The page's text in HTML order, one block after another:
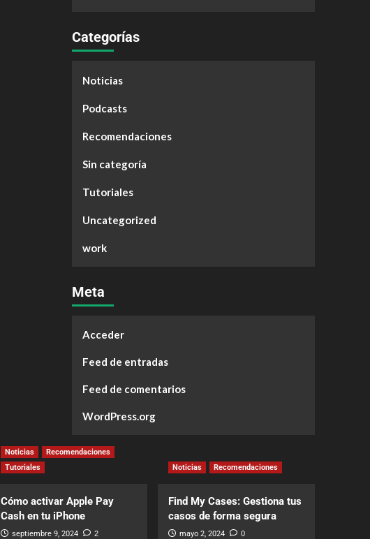
Categorías
Noticias
Podcasts
Recomendaciones
Sin categoría
Tutoriales
Uncategorized
work
Meta
Acceder
Feed de entradas
Feed de comentarios
WordPress.org
Noticias
Recomendaciones
Tutoriales
Cómo activar Apple Pay
Cash en tu iPhone
septiembre 9, 2024 2
Noticias Recomendaciones
Find My Cases: Gestiona tus
casos de forma segura
mayo 2, 2024 0